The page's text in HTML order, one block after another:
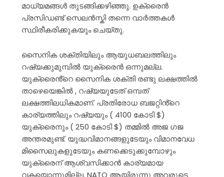
മാധ്യമങ്ങൾ തുടങ്ങിക്കഴിഞ്ഞു. ഉക്രൈൻ
പ്രസിഡണ്ട് സെലൻസ്കി തന്നെ വാർത്തകൾ
സ്ഥിരീകരിക്കുകയും ചെയ്തു.
സൈനിക ശക്തിയിലും ആയുധബലത്തിലും
റഷ്യക്കുമുമ്പിൽ യുക്രൈൻ ഒന്നുമല്ല.
യുക്രൈൻ്റെ സൈനിക ശക്തി രണ്ടു ലക്ഷത്തിൽ
താഴെയെങ്കിൽ , റഷ്യയുടേത് ഒമ്പത്
ലക്ഷത്തിലധികമാണ്. പ്രതിരോധ ബജറ്റിൻ്റെ
കാര്യത്തിലും റഷ്യയും ( 4100 കോടി $)
യുക്രൈനും ( 250 കോടി $) തമ്മിൽ അജ ഗജ
അന്തരമുണ്ട്. യുദ്ധവിമാനങ്ങളുടേയും വിമാനവേധ
മിസൈലുകളുടേയും കണക്കെടുക്കുമ്പോഴും
യുക്രൈന് ആശ്വസിക്കാൻ കാര്യമായ